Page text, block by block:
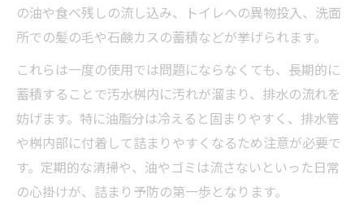
を知る
汚水桝内部の排水詰まりを未然に防ぐポイ
ント
排水詰まり対応で役立つメンテナンス道具
の選び方
排水詰まりゼロを目指す日常的な点検方法
排水詰まりが招くトラブルの対処ポイント
排水詰まりが引き起こす悪臭や逆流への対
の油や食べ残しの流し込み、トイレへの異物投入、洗面
所での髪の毛や石鹸カスの蓄積などが挙げられます。
これらは一度の使用では問題にならなくても、長期的に
蓄積することで汚水桝内に汚れが溜まり、排水の流れを
妨げます。特に油脂分は冷えると固まりやすく、排水管
や桝内部に付着して詰まりやすくなるため注意が必要で
す。定期的な清掃や、油やゴミは流さないといった日常
の心掛けが、詰まり予防の第一歩となります。